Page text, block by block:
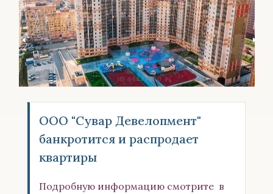
ООО "Сувар Девелопмент"
банкротится и распродает
квартиры
Подробную информацию смотрите в